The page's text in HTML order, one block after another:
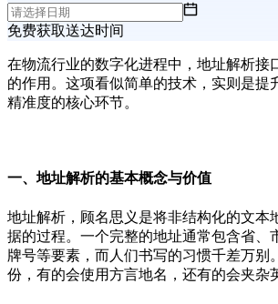
免费获取送达时间
在物流行业的数字化进程中，地址解析接
的作用。这项看似简单的技术，实则是提
精准度的核心环节。
一、地址解析的基本概念与价值
地址解析，顾名思义是将非结构化的文本
据的过程。一个完整的地址通常包含省、
牌号等要素，而人们书写的习惯千差万别
份，有的会使用方言地名，还有的会夹杂